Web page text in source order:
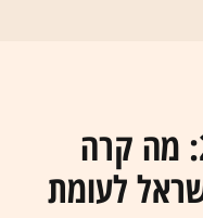
משק הגז בשנת 2025: מה קרה
לעומת